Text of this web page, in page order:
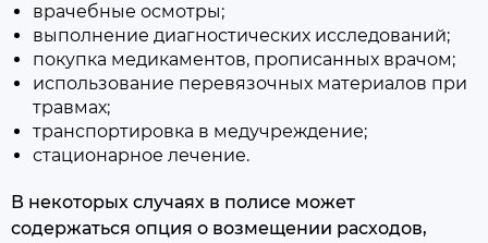
врачебные осмотры;
выполнение диагностических исследований;
покупка медикаментов, прописанных врачом;
использование перевязочных материалов при
травмах;
транспортировка в медучреждение;
стационарное лечение.
В некоторых случаях в полисе может
содержаться опция о возмещении расходов,